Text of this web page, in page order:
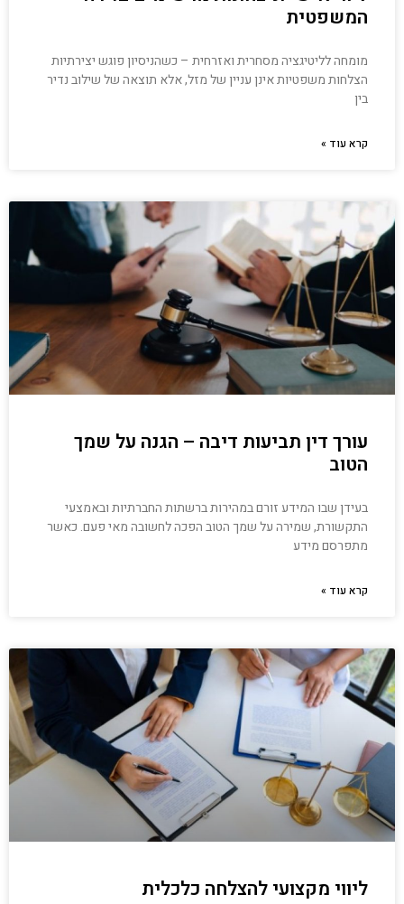
המשפטית
מומחה לליטיגציה מסחרית ואזרחית – כשהניסיון פוגש יצירתיות
הצלחות משפטיות אינן עניין של מזל, אלא תוצאה של שילוב נדיר
בין
קרא עוד »
עורך דין תביעות דיבה – הגנה על שמך
הטוב
בעידן שבו המידע זורם במהירות ברשתות החברתיות ובאמצעי
התקשורת, שמירה על שמך הטוב הפכה לחשובה מאי פעם. כאשר
מתפרסם מידע
קרא עוד »
ליווי מקצועי להצלחה כלכלית